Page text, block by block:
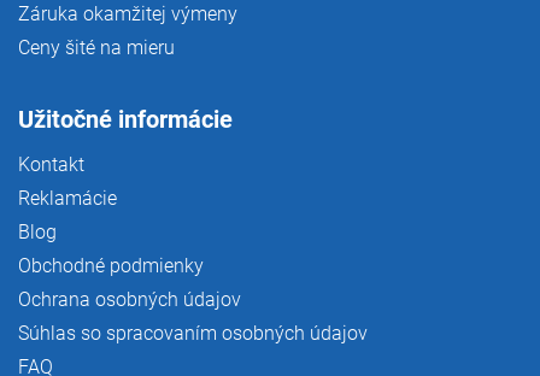
Záruka okamžitej výmeny
Ceny šité na mieru
Užitočné informácie
Kontakt
Reklamácie
Blog
Obchodné podmienky
Ochrana osobných údajov
Súhlas so spracovaním osobných údajov
FAQ